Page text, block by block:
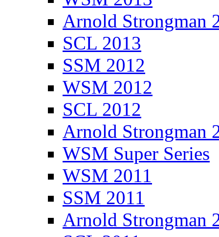
Arnold Strongman
SCL 2013
SSM 2012
WSM 2012
SCL 2012
Arnold Strongman
WSM Super Series
WSM 2011
SSM 2011
Arnold Strongman